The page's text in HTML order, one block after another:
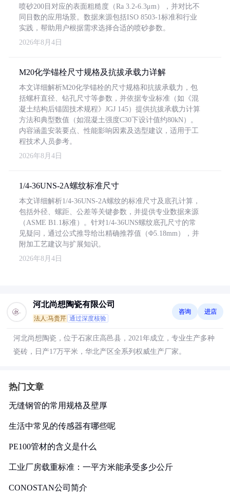
喷砂200目对应的表面粗糙度（Ra 3.2-6.3μm），并对比不
同目数的应用场景。数据来源包括ISO 8503-1标准和行业
实践，帮助用户根据需求选择合适的喷砂参数。
2026年8月4日
M20化学锚栓尺寸规格及抗拔承载力详解
本文详细解析M20化学锚栓的尺寸规格和抗拔承载力，包
括螺杆直径、钻孔尺寸等参数，并依据专业标准（如《混
凝土结构后锚固技术规程》JGJ 145）提供抗拔承载力计算
方法和典型数值（如混凝土强度C30下设计值约80kN）。
内容涵盖安装要点、性能影响因素及选型建议，适用于工
程技术人员参考。
2026年8月4日
1/4-36UNS-2A螺纹标准尺寸
本文详细解析1/4-36UNS-2A螺纹的标准尺寸及底孔计算，
包括外径、螺距、公差等关键参数，并提供专业数据来源
（ASME B1.1标准）。针对1/4-36UNS螺纹底孔尺寸的常
见疑问，通过公式推导给出精确推荐值（Φ5.18mm），并
附加工艺建议与扩展知识。
2026年8月4日
河北尚想陶瓷有限公司
法人:马贵芹 通过深度核验
咨询 进店
河北尚想陶瓷，位于石家庄高邑县，2021年成立，专业生产多种
瓷砖，日产17万平米，华北产区全系列权威生产厂家。
热门文章
无缝钢管的常用规格及壁厚
生活中常见的传感器有哪些呢
PE100管材的含义是什么
工业厂房载重标准：一平方米能承受多少公斤
CONOSTAN公司简介